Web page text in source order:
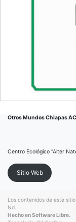
Otros Mundos Chiapas AC
Centro Ecológico "Alter
Sitio Web
Los contenidos de este
Nd
Hecho en Software Libre.